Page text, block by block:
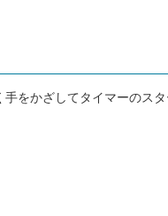
をかざしてタイマーのスタ